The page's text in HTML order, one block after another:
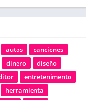
autos
canciones
dinero
diseño
entretenimento
herramienta